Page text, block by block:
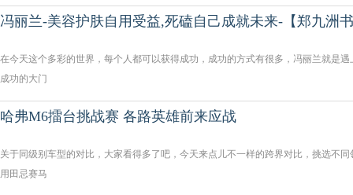
冯丽兰-美容护肤自用受益,死磕自己成就未来-【郑九洲
在今天这个多彩的世界，每个人都可以获得成功，成功的方式有很多，冯丽兰就是
成功的大门
哈弗M6擂台挑战赛 各路英雄前来应战
关于同级别车型的对比，大家看得多了吧，今天来点儿不一样的跨界对比，挑选不
用田忌赛马